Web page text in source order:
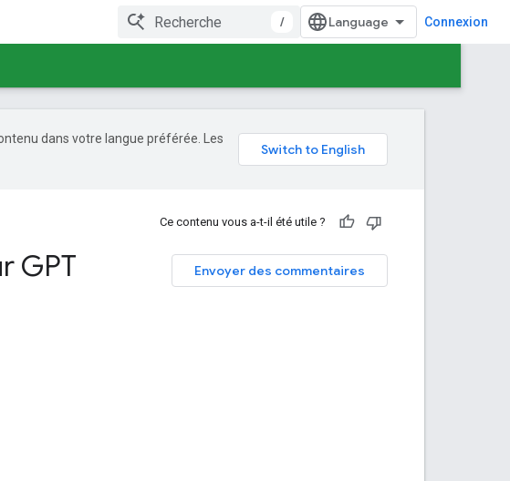
/ Connexion
dans votre langue préférée. Les
Ce contenu vous a-t-il été utile ?
Envoyer des commentaires
GPT